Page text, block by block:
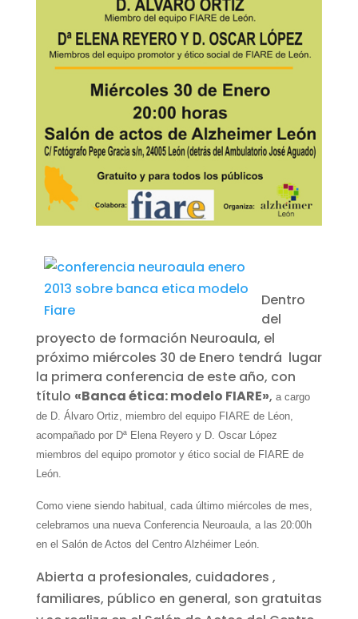
Dentro
del
proyecto de formación Neuroaula, el
próximo miércoles 30 de Enero tendrá lugar
la primera conferencia de este año, con
título «Banca ética: modelo FIARE», a cargo
de D. Álvaro Ortiz, miembro del equipo FIARE de Léon,
acompañado por Dª Elena Reyero y D. Oscar López
miembros del equipo promotor y ético social de FIARE de
León.
Como viene siendo habitual, cada último miércoles de mes,
celebramos una nueva Conferencia Neuroaula, a las 20:00h
en el Salón de Actos del Centro Alzhéimer León.
Abierta a profesionales, cuidadores ,
familiares, público en general, son gratuitas